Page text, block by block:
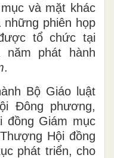
và mặt khác
những phiên họp
tổ chức tại
phát hành
.
Bộ Giáo luật
Đông phương,
đồng Giám mục
Hội đồng
phát triển, cho